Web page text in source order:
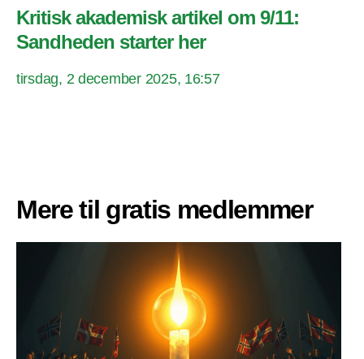
Kritisk akademisk artikel om 9/11:
Sandheden starter her
tirsdag, 2 december 2025, 16:57
Mere til gratis medlemmer